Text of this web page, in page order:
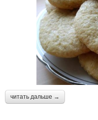
читать дальше →